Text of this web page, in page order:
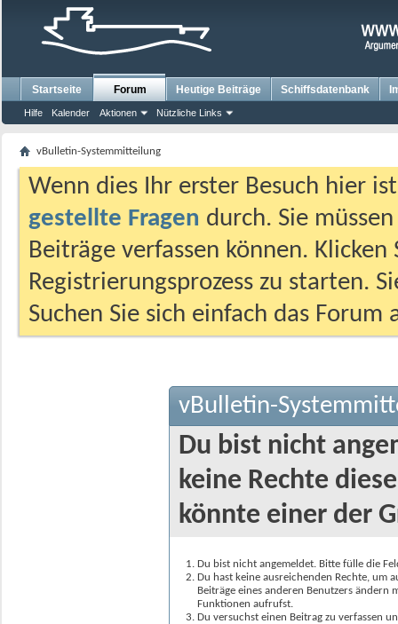
Startseite Forum
Hilfe Kalender Aktionen Nützliche Links
Heutige Beiträge Schiffsdatenbank
vBulletin-Systemmitteilung
Wenn dies Ihr erster Besuch hier
gestellte Fragen durch. Sie
Beiträge verfassen können.
Registrierungsprozess zu starten.
Suchen Sie sich einfach das
vBulletin-
Du bist nicht
keine Rechte
könnte einer der
Du bist nicht angemeldet. Bitte fülle die
Du hast keine ausreichenden Rechte, um
Beiträge eines anderen Benutzers
Funktionen aufrufst.
Du versuchst einen Beitrag zu verfassen